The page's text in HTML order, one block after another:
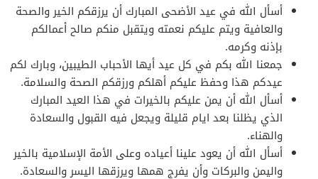
أسأل الله في عيد الأضحى المبارك أن يرزقكم الخير والصحة
والعافية ويتم عليكم نعمته ويتقبل منكم صالح أعمالكم
بإذنه وكرمه.
جمعنا الله بكم في كل عيد أيها الأحباب الطيبين، وبارك لكم
عيدكم هذا وحفظ عليكم أهلكم ورزقكم الصحة والسلامة.
أسأل الله أن يمن عليكم بالخيرات في هذا العيد المبارك
الذي يظلنا بعد ايام قليلة ويجعل فيه القبول والسعادة
والهناء.
أسأل الله أن يعود علينا أعياده وعلى الأمة الإسلامية بالخير
واليمن والبركات وأن يفرج همها ويرزقها اليسر والسعادة.